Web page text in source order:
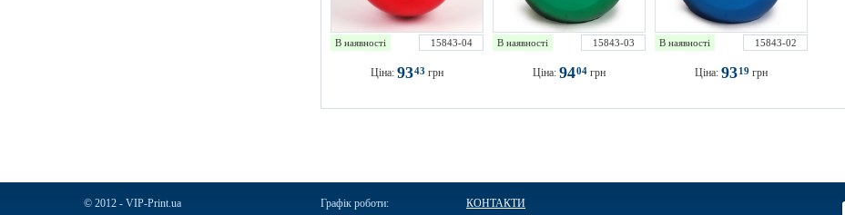
В наявності 15843-04
Ціна: 9343 грн
В наявності 15843-03
Ціна: 9404 грн
В наявності 15843-02
Ціна: 9319 грн
© 2012 - VIP-Print.ua
Графік роботи:
КОНТАКТИ